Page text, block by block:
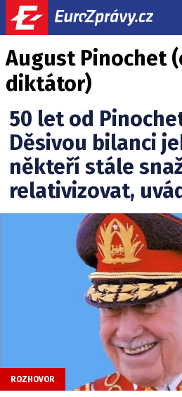
August Pinochet
diktátor)
50 let od
Děsivou bilanci
někteří stále
relativizovat,
ROZHOVOR